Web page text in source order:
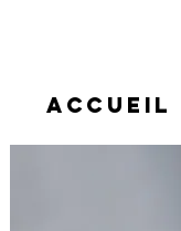
ACCUEIL